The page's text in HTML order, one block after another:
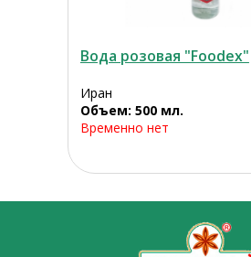
Вода розовая "Foodex"
Иран
Объем: 500 мл.
Временно нет